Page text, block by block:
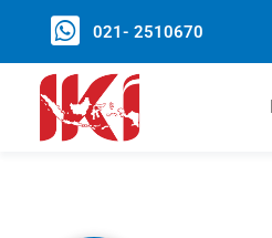
021- 2510670